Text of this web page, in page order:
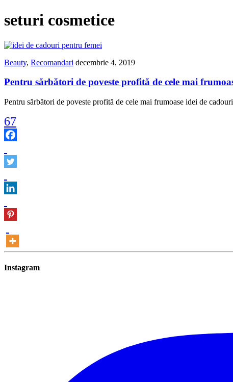
seturi cosmetice
Beauty, Recomandari decembrie 4, 2019
Pentru sărbători de poveste profită de cele mai
Pentru sărbători de poveste profită de cele mai frumoase idei de
67
Instagram